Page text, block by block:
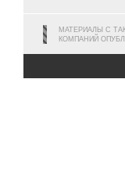
МАТЕРИАЛЫ С
КОМПАНИЙ